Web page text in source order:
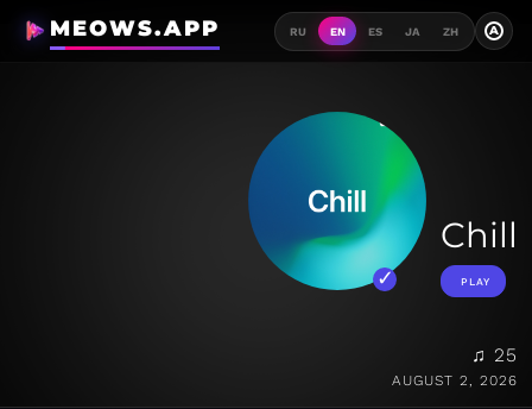
MEOWS.APP RU EN ES JA ZH A
Chill
PLAY
♫ 25
AUGUST 2, 2026